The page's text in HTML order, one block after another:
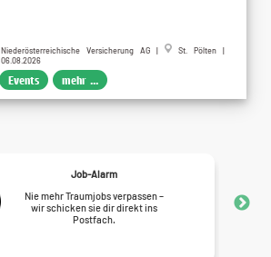
Niederösterreichische Versicherung AG |
St. Pölten |
06.08.2026
Events mehr ...
Job-Alarm
Nie mehr Traumjobs verpassen –
wir schicken sie dir direkt ins
Postfach.